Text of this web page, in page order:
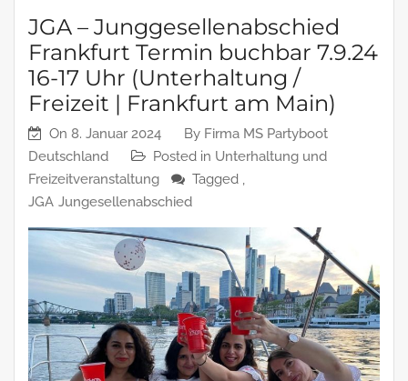
JGA – Junggesellenabschied
Frankfurt Termin buchbar 7.9.24
16-17 Uhr (Unterhaltung /
Freizeit | Frankfurt am Main)
On 8. Januar 2024 By Firma MS Partyboot
Deutschland
Posted in Unterhaltung und
Freizeitveranstaltung
Tagged ,
JGA Jungesellenabschied